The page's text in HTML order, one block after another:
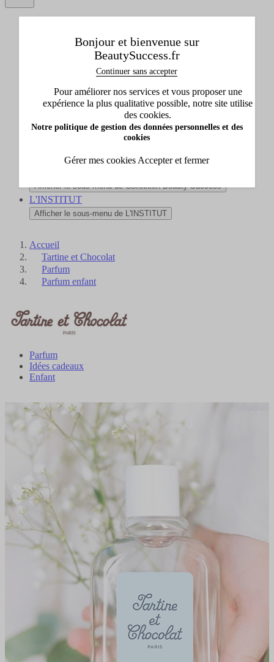
Idées cadeaux
Afficher le sous-menu de Idées cadeaux
Promos
Afficher le sous-menu de Promos
Afficher le sous-menu de Nouveautés
Afficher le sous-menu de Carte cadeau
Afficher le sous-menu de Collection Beauty Success
L'INSTITUT
Afficher le sous-menu de L'INSTITUT
Accueil
Tartine et Chocolat
Parfum
Parfum enfant
Parfum
Idées cadeaux
Enfant
Bonjour et bienvenue sur
BeautySuccess.fr
Continuer sans accepter
Pour améliorer nos services et vous proposer une
expérience la plus qualitative possible, notre site utilise
des cookies.
Notre politique de gestion des données personnelles et des
cookies
Gérer mes cookies Accepter et fermer